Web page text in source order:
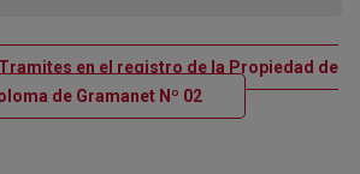
en el registro de la Propiedad de
de Gramanet Nº 02 Ventana nueva